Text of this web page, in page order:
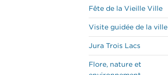
Fête de la Vieille Ville
Visite guidée de la ville
Jura Trois Lacs
Flore, nature et